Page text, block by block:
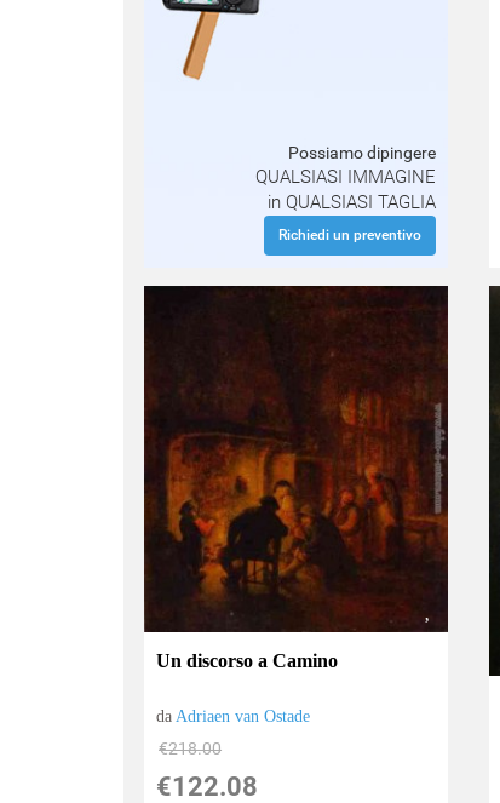
Possiamo dipingere
QUALSIASI IMMAGINE
in QUALSIASI TAGLIA
Richiedi un preventivo
Un discorso a Camino
da Adriaen van Ostade
€218.00
€122.08